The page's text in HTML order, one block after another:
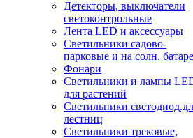
Детекторы, выключатели
светоконтрольные
Лента LED и аксессуары
Светильники садово-
парковые и на солн.
Фонари
Светильники и лампы
для растений
Светильники
лестниц
Светильники трековые,